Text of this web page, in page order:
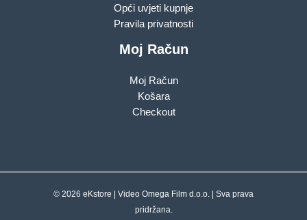
Opći uvjeti kupnje
Pravila privatnosti
Moj Račun
Moj Račun
Košara
Checkout
© 2026 eKstore | Video Omega Film d.o.o. | Sva prava
pridržana.